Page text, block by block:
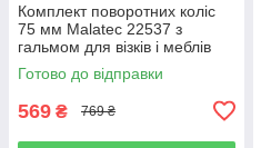
Комплект поворотних коліс
75 мм Malatec 22537 з
гальмом для візків і меблів
(комплект 4 шт.до 220 кг)
Готово до відправки
569 ₴ 769 ₴